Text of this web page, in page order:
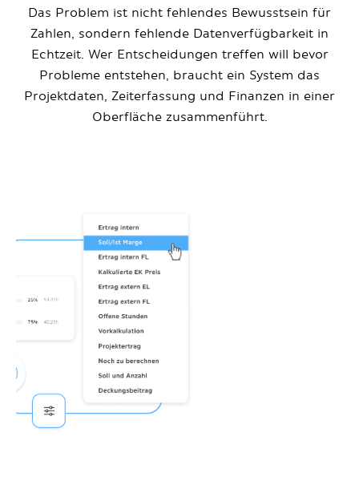
Das Problem ist nicht fehlendes Bewusstsein für
Zahlen, sondern fehlende Datenverfügbarkeit in
Echtzeit. Wer Entscheidungen treffen will bevor
Probleme entstehen, braucht ein System das
Projektdaten, Zeiterfassung und Finanzen in einer
Oberfläche zusammenführt.